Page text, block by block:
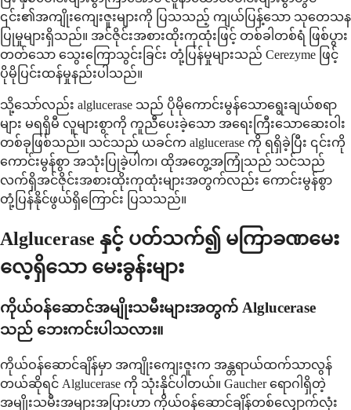
၎င်း၏အကျိုးကျေးဇူးများကို ပြသသည့် ကျယ်ပြန့်သော သုတေသန
ပြုမှုများရှိသည်။ အင်ဇိုင်းအစားထိုးကုထုံးဖြင့် တစ်ခါတစ်ရံ ဖြစ်ပွား
တတ်သော သွေးကြောသွင်းခြင်း တုံ့ပြန်မှုများသည် Cerezyme ဖြင့်
ပိုမိုပြင်းထန်မှုနည်းပါသည်။
သို့သော်လည်း alglucerase သည် ပိုမိုကောင်းမွန်သောရွေးချယ်စရာ
များ မရရှိမီ လူများစွာကို ကူညီပေးခဲ့သော အရေးကြီးသောဆေးဝါး
တစ်ခုဖြစ်သည်။ သင်သည် ယခင်က alglucerase ကို ရရှိခဲ့ပြီး ၎င်းကို
ကောင်းမွန်စွာ အသုံးပြုခဲ့ပါက၊ ထိုအတွေ့အကြုံသည် သင်သည်
လက်ရှိအင်ဇိုင်းအစားထိုးကုထုံးများအတွက်လည်း ကောင်းမွန်စွာ
တုံ့ပြန်နိုင်ဖွယ်ရှိကြောင်း ပြသသည်။
Alglucerase နှင့် ပတ်သက်၍ မကြာခဏမေး
လေ့ရှိသော မေးခွန်းများ
ကိုယ်ဝန်ဆောင်အမျိုးသမီးများအတွက် Alglucerase
သည် ဘေးကင်းပါသလား။
ကိုယ်ဝန်ဆောင်ချိန်မှာ အကျိုးကျေးဇူးက အန္တရာယ်ထက်သာလွန်
တယ်ဆိုရင် Alglucerase ကို သုံးနိုင်ပါတယ်။ Gaucher ရောဂါရှိတဲ့
အမျိုးသမီးအများအပြားဟာ ကိုယ်ဝန်ဆောင်ချိန်တစ်လျှောက်လုံး